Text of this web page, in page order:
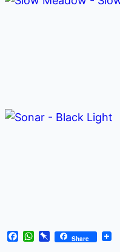
Facebook
WhatsApp
Pinboard
Share